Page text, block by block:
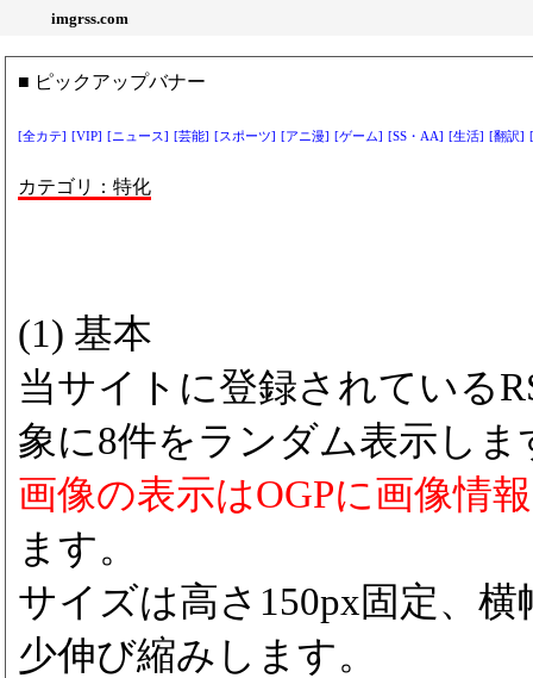
imgrss.com
■ ピックアップバナー
[全カテ] [VIP] [ニュース] [芸能] [スポーツ] [アニ漫] [ゲーム] [SS・AA] [生活] [翻訳]
カテゴリ：特化
(1) 基本
当サイトに登録されている
象に8件をランダム表示しま
画像の表示はOGPに画像情
ます。
サイズは高さ150px固定、
少伸び縮みします。